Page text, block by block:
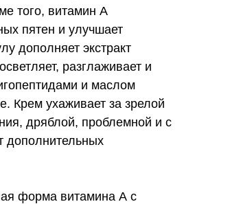
того, витамин А
пятен и улучшает
дополняет экстракт
разглаживает и
и маслом
Крем ухаживает за зрелой
дряблой, проблемной и с
дополнительных
форма витамина А с